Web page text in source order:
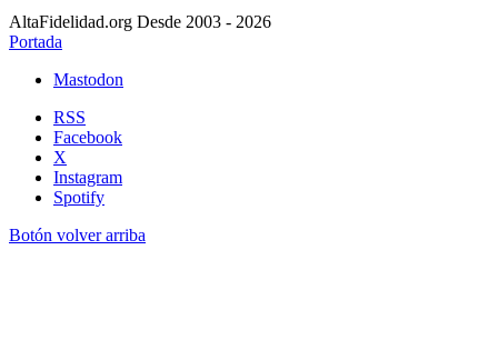
AltaFidelidad.org Desde 2003 - 2026
Portada
Mastodon
RSS
Facebook
X
Instagram
Spotify
Botón volver arriba